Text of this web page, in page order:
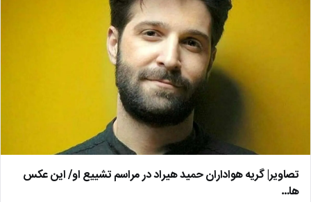
تصاویر| گریه هواداران حمید هیراد در مراسم تشییع او/ این عکس
ها…